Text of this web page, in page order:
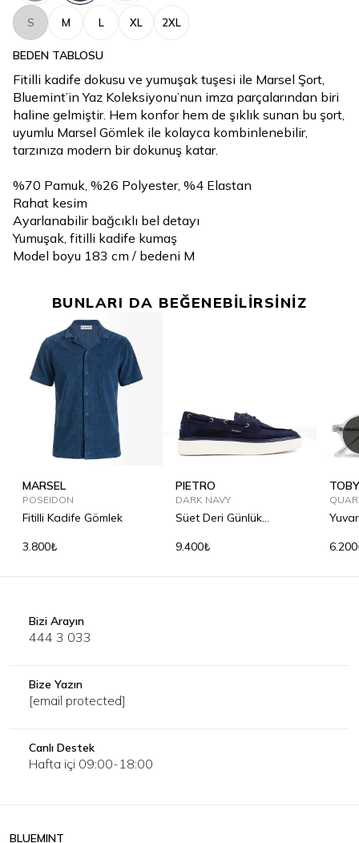
S M L XL 2XL
BEDEN TABLOSU
Fitilli kadife dokusu ve yumuşak tuşesi ile Marsel Şort,
Bluemint’in Yaz Koleksiyonu’nun imza parçalarından biri
haline gelmiştir. Hem konfor hem de şıklık sunan bu şort,
uyumlu Marsel Gömlek ile kolayca kombinlenebilir,
tarzınıza modern bir dokunuş katar.
%70 Pamuk, %26 Polyester, %4 Elastan
Rahat kesim
Ayarlanabilir bağcıklı bel detayı
Yumuşak, fitilli kadife kumaş
Model boyu 183 cm / bedeni M
BUNLARI DA BEĞENEBİLİRSİNİZ
MARSEL
POSEIDON
Fitilli Kadife Gömlek
3.800₺
PIETRO
DARK NAVY
Süet Deri Günlük
9.400₺
TOBY
Bizi Arayın
444 3 033
Bize Yazın
[email protected]
Canlı Destek
Hafta içi 09:00-18:00
BLUEMINT